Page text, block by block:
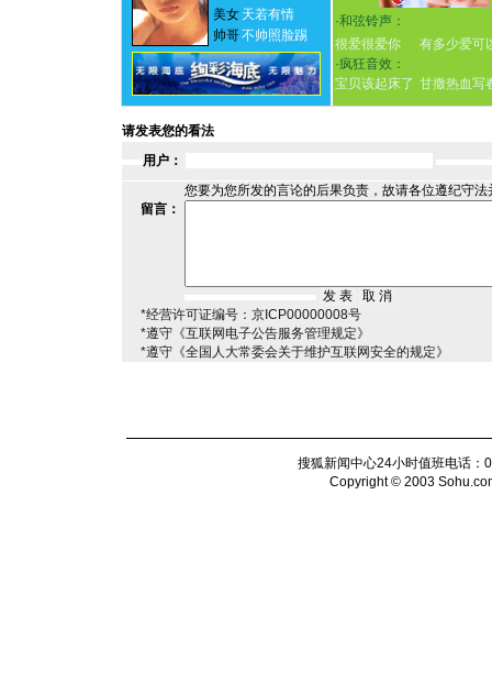
美女 天若有情
帅哥不帅照脸踢
·和弦铃声：
很爱很爱你
有多少爱可
·疯狂音效：
宝贝该起床了 甘撒热血写
请发表您的看法
用户：
您要为您所发的言论的后果负责，故请各位遵纪守
留言：
*经营许可证编号：京ICP00000008号
*遵守《互联网电子公告服务管理规定》
*遵守《全国人大常委会关于维护互联网安全的规定》
搜狐新闻中心24小时值班电话
Copyright © 2003